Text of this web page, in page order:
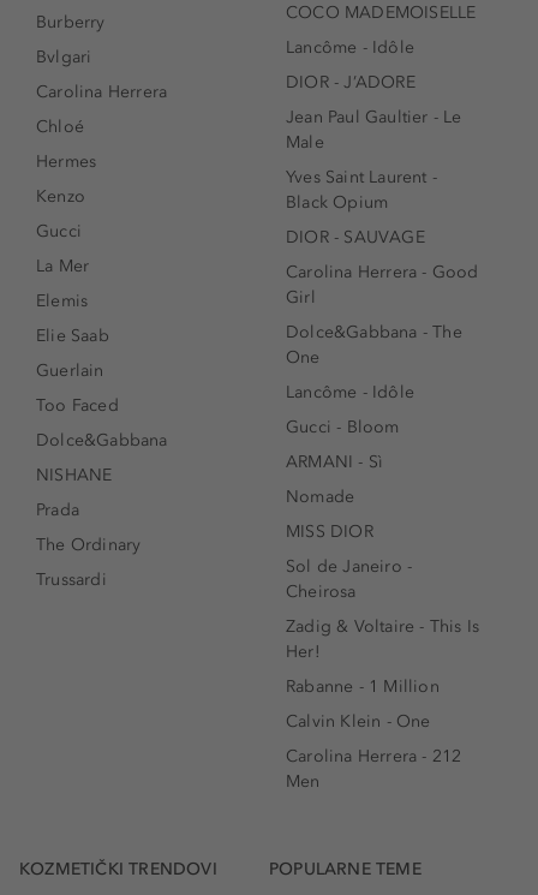
Burberry
Bvlgari
Carolina Herrera
Chloé
Hermes
Kenzo
Gucci
La Mer
Elemis
Elie Saab
Guerlain
Too Faced
Dolce&Gabbana
NISHANE
Prada
The Ordinary
Trussardi
COCO MADEMOISELLE
Lancôme - Idôle
DIOR - J’ADORE
Jean Paul Gaultier - Le
Male
Yves Saint Laurent -
Black Opium
DIOR - SAUVAGE
Carolina Herrera - Good
Girl
Dolce&Gabbana - The
One
Lancôme - Idôle
Gucci - Bloom
ARMANI - Sì
Nomade
MISS DIOR
Sol de Janeiro -
Cheirosa
Zadig & Voltaire - This Is
Her!
Rabanne - 1 Million
Calvin Klein - One
Carolina Herrera - 212
Men
KOZMETIČKI TRENDOVI POPULARNE TEME